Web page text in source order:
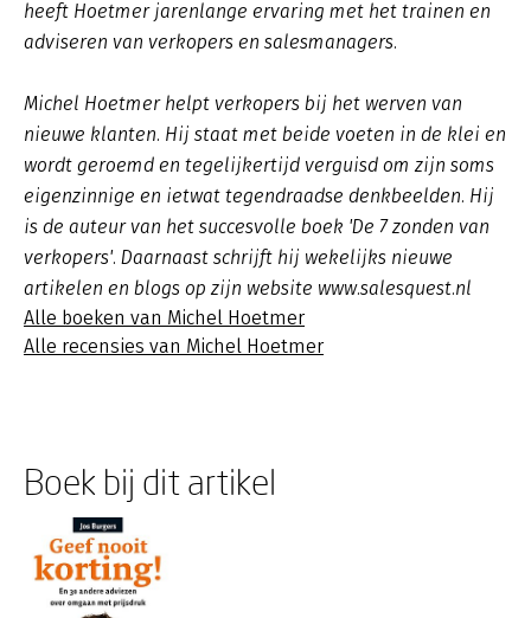
heeft Hoetmer jarenlange ervaring met het trainen en
adviseren van verkopers en salesmanagers.
Michel Hoetmer helpt verkopers bij het werven van
nieuwe klanten. Hij staat met beide voeten in de klei en
wordt geroemd en tegelijkertijd verguisd om zijn soms
eigenzinnige en ietwat tegendraadse denkbeelden. Hij
is de auteur van het succesvolle boek 'De 7 zonden van
verkopers'. Daarnaast schrijft hij wekelijks nieuwe
artikelen en blogs op zijn website www.salesquest.nl
Alle boeken van Michel Hoetmer
Alle recensies van Michel Hoetmer
Boek bij dit artikel